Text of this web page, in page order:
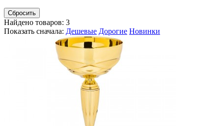
Сбросить
Найдено товаров: 3
Показать сначала: Дешевые Дорогие Новинки